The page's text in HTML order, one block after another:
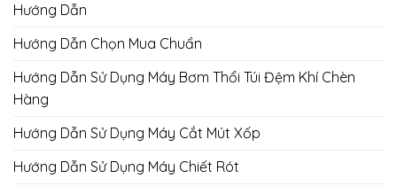
Hướng Dẫn
Hướng Dẫn Chọn Mua Chuẩn
Hướng Dẫn Sử Dụng Máy Bơm Thổi Túi Đệm Khí Chèn
Hàng
Hướng Dẫn Sử Dụng Máy Cắt Mút Xốp
Hướng Dẫn Sử Dụng Máy Chiết Rót